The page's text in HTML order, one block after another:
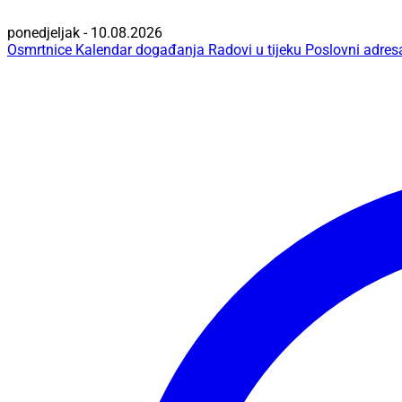
ponedjeljak - 10.08.2026
Osmrtnice Kalendar događanja Radovi u tijeku Poslovni